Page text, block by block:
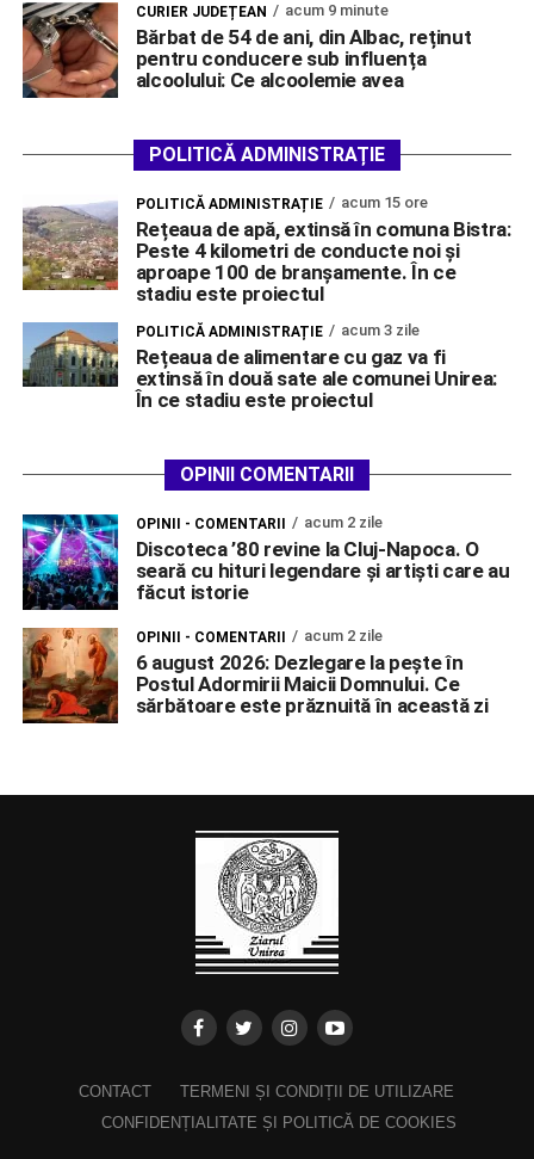
CURIER JUDEȚEAN acum 9 minute
Bărbat de 54 de ani, din Albac, reținut
pentru conducere sub influența
alcoolului: Ce alcoolemie avea
POLITICĂ ADMINISTRAȚIE
POLITICĂ ADMINISTRAȚIE acum 15 ore
Rețeaua de apă, extinsă în comuna Bistra:
Peste 4 kilometri de conducte noi și
aproape 100 de branșamente. În ce
stadiu este proiectul
POLITICĂ ADMINISTRAȚIE acum 3 zile
Rețeaua de alimentare cu gaz va fi
extinsă în două sate ale comunei Unirea:
În ce stadiu este proiectul
OPINII COMENTARII
OPINII - COMENTARII acum 2 zile
Discoteca ’80 revine la Cluj-Napoca. O
seară cu hituri legendare și artiști care au
făcut istorie
OPINII - COMENTARII acum 2 zile
6 august 2026: Dezlegare la pește în
Postul Adormirii Maicii Domnului. Ce
sărbătoare este prăznuită în această zi
CONTACT
TERMENI ȘI CONDIȚII DE UTILIZARE
CONFIDENȚIALITATE ȘI POLITICĂ DE COOKIES